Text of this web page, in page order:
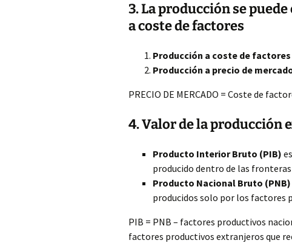
3. La producción se
a coste de factores
Producción a coste de factores
Producción a precio de
PRECIO DE MERCADO = Coste de
4. Valor de la producción
Producto Interior Bruto (PIB)
producido dentro de las
Producto Nacional Bruto (PNB)
producidos solo por los factores
PIB = PNB – factores productivos
factores productivos extranjeros que